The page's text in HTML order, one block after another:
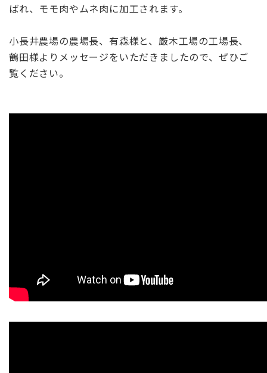
ばれ、モモ肉やムネ肉に加工されます。
小長井農場の農場長、有森様と、厳木工場の工場長、
鶴田様よりメッセージをいただきましたので、ぜひご
覧ください。